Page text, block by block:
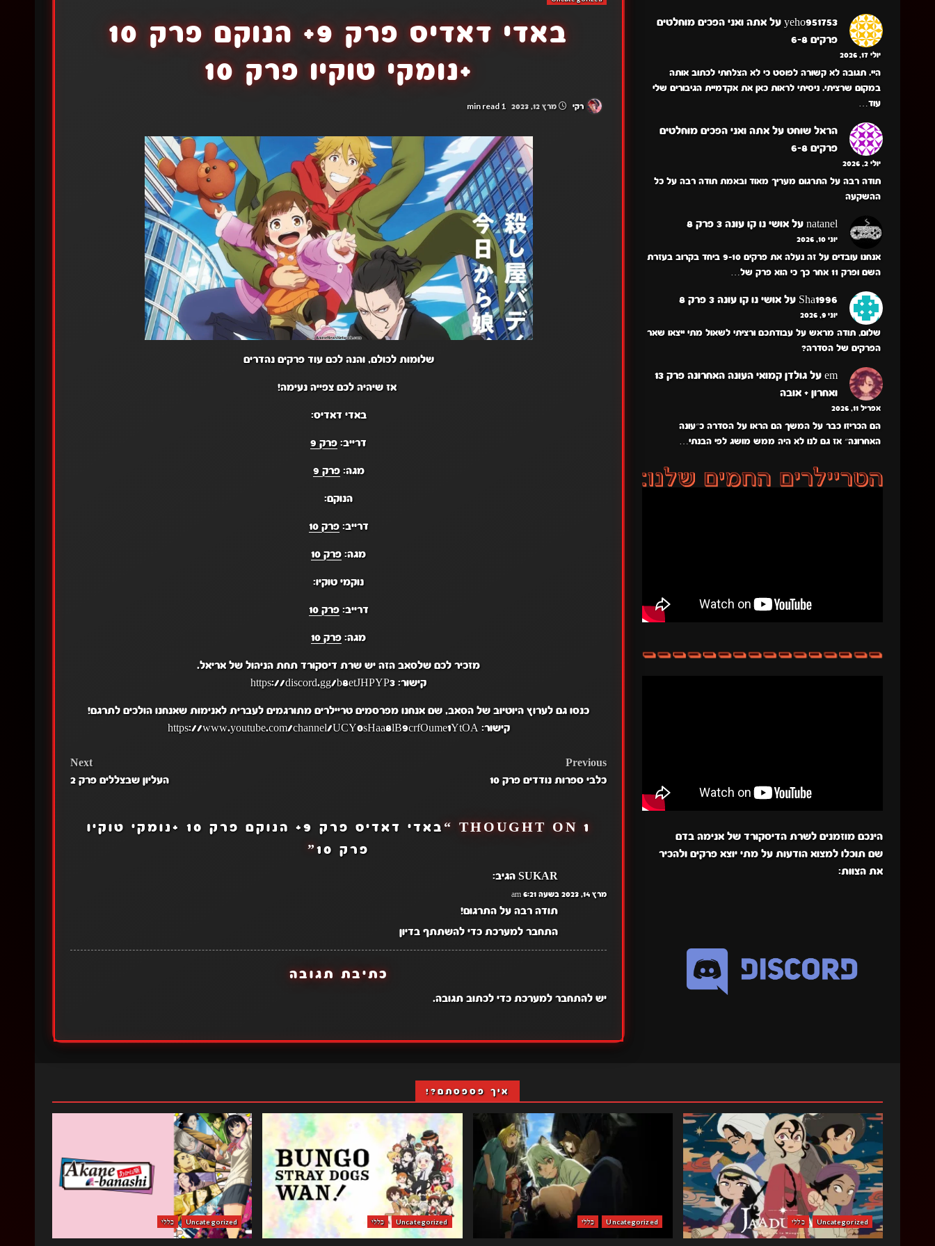
באדי דאדיס פרק 9+ הנוקם פרק 10
+נומקי טוקיו פרק 10
רקי מרץ 12, 2023 1 min read
שלומות לכולם, והנה לכם עוד פרקים נהדרים
אז שיהיה לכם צפייה נעימה!
באדי דאדיס:
דרייב: פרק 9
מגה:פרק 9
הנוקם:
דרייב:פרק 10
מגה: פרק 10
נוקמי טוקיו:
דרייב:פרק 10
מגה: פרק 10
מזכיר לכם שלסאב הזה יש שרת דיסקורד תחת הניהול של אריאל.
קישור: https://discord.gg/b8etJHPYP3
כנסו גם לערוץ היוטיוב של הסאב, שם אנחנו מפרסמים טריילרים מתורגמים לעברית לאנימות שאנחנו הולכים לתרגם!
קישור: https://www.youtube.com/channel/UCY0sHaa8lB9crfOume1YtOA
POST
Previous
כלבי ספרות נודדים פרק 10
Next
העליון שבצללים פרק 2
1 THOUGHT ON “
באדי דאדיס פרק 9+ הנוקם פרק 10 +נומקי טוקיו
פרק 10
”
SUKAR הגיב:
מרץ 14, 2023 בשעה 6:21 am
תודה רבה על התרגום!
התחבר למערכת כדי להשתתף בדיון
כתיבת תגובה
יש להתחבר למערכתכדי לכתוב תגובה.
yeho951753 עלאתה ואני הפכים מוחלטים
פרקים 6-8
יולי 17, 2026
היי. תגובה לא קשורה לפוסט כי לא הצלחתי לכתוב אותה
במקום שרציתי. ניסיתי לראות כאן את אקדמיית הגיבורים שלי
עוד…
הראל שוחט עלאתה ואני הפכים מוחלטים
פרקים 6-8
יולי 2, 2026
תודה רבה על התרגום מעריך מאוד ובאמת תודה רבה על כל
ההשקעה
natanel עלאושי נו קו עונה 3 פרק 8
יוני 10, 2026
אנחנו עובדים על זה נעלה את פרקים 9-10 ביחד בקרוב בעזרת
השם ופרק 11 אחר כך כי הוא פרק של…
Sha1996 עלאושי נו קו עונה 3 פרק 8
יוני 9, 2026
שלום, תודה מראש על עבודתכם ורציתי לשאול מתי ייצאו שאר
הפרקים של הסדרה?
em על
גולדן קמואי העונה האחרונה פרק 13
ואחרון + אובה
אפריל 11, 2026
הם הכריזו כבר על המשך הם הראו על הסדרה כ״עונה
האחרונה״ אז גם לנו לא היה ממש מושג לפי הבנתי…
הינכם מוזמנים לשרת הדיסקורד של אנימה בדם
שם תוכלו למצוא הודעות על מתי יוצא פרקים ולהכיר
את הצוות:
איך פספסתם?!
Uncategorized כללי Uncategorized כללי Uncategorized כללי Uncategorized כללי